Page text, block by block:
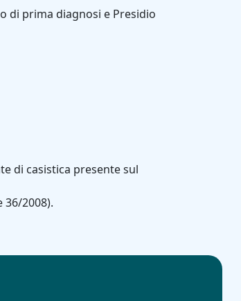
di prima diagnosi e Presidio
di casistica presente sul
36/2008).